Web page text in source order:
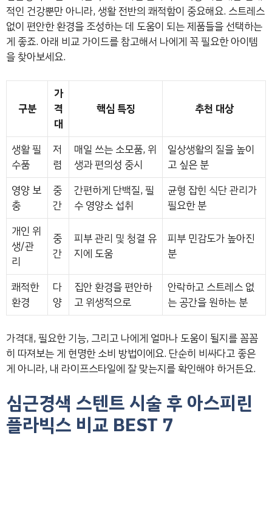
적인 건강뿐만 아니라, 생활 전반의 쾌적함이 중요해요. 스트레스
없이 편안한 환경을 조성하는 데 도움이 되는 제품들을 선택하는
게 좋죠. 아래 비교 가이드를 참고해서 나에게 꼭 필요한 아이템
을 찾아보세요.
구분
가
격
대
핵심 특징 추천 대상
생활 필
수품
저
렴
매일 쓰는 소모품, 위
생과 편의성 중시
일상생활의 질을 높이
고 싶은 분
영양 보
충
중
간
간편하게 단백질, 필
수 영양소 섭취
균형 잡힌 식단 관리가
필요한 분
개인 위
생/관
리
중
간
피부 관리 및 청결 유
지에 도움
피부 민감도가 높아진
분
쾌적한
환경
다
양
집안 환경을 편안하
고 위생적으로
안락하고 스트레스 없
는 공간을 원하는 분
가격대, 필요한 기능, 그리고 나에게 얼마나 도움이 될지를 꼼꼼
히 따져보는 게 현명한 소비 방법이에요. 단순히 비싸다고 좋은
게 아니라, 내 라이프스타일에 잘 맞는지를 확인해야 하거든요.
심근경색 스텐트 시술 후 아스피린
플라빅스 비교 BEST 7